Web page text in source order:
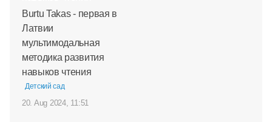
Burtu Takas - первая в
Латвии
мультимодальная
методика развития
навыков чтения
Детский сад
20. Aug 2024, 11:51